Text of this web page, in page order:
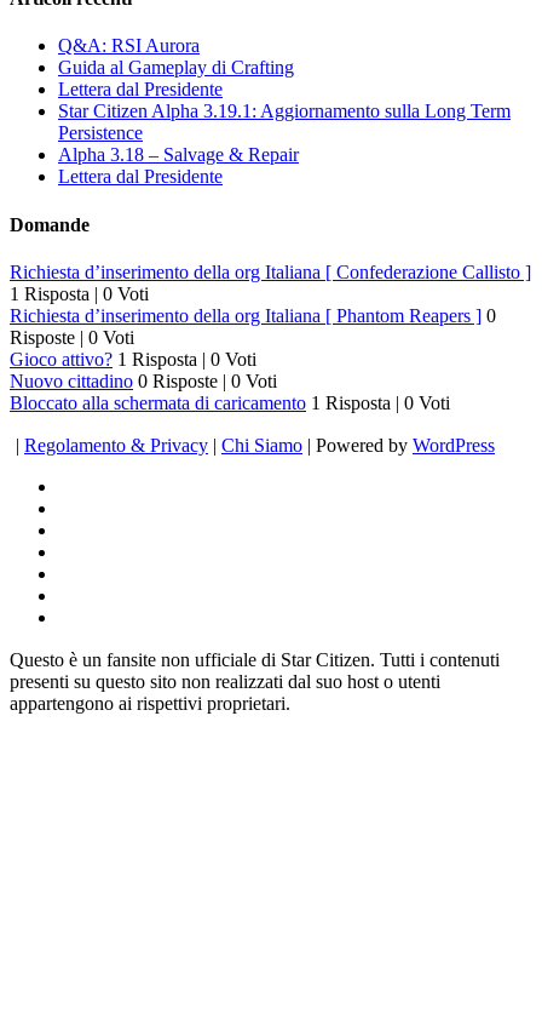
Q&A: RSI Aurora
Guida al Gameplay di Crafting
Lettera dal Presidente
Star Citizen Alpha 3.19.1: Aggiornamento sulla Long Term
Persistence
Alpha 3.18 – Salvage & Repair
Lettera dal Presidente
Domande
Richiesta d’inserimento della org Italiana [ Confederazione Callisto ]
1 Risposta | 0 Voti
Richiesta d’inserimento della org Italiana [ Phantom Reapers ] 0
Risposte | 0 Voti
Gioco attivo? 1 Risposta | 0 Voti
Nuovo cittadino 0 Risposte | 0 Voti
Bloccato alla schermata di caricamento 1 Risposta | 0 Voti
| Regolamento & Privacy | Chi Siamo | Powered by WordPress
Questo è un fansite non ufficiale di Star Citizen. Tutti i contenuti
presenti su questo sito non realizzati dal suo host o utenti
appartengono ai rispettivi proprietari.